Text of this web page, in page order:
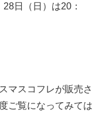
日（日）は20：
マスコフレが販売さ
ご覧になってみては